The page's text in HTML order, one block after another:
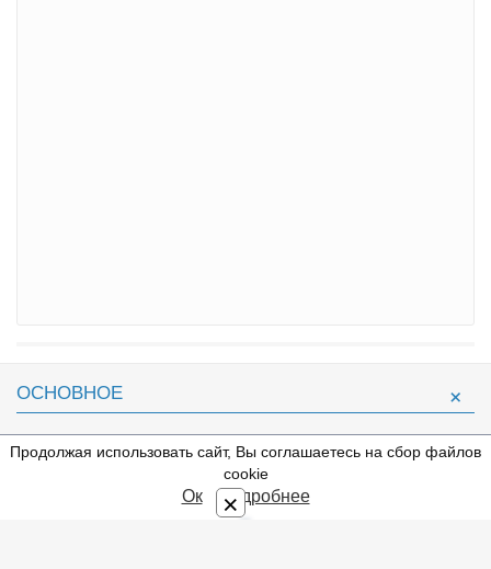
⇩
ОСНОВНОЕ
Библиотека
Продолжая использовать сайт, Вы соглашаетесь на сбор файлов
cookie
Ок Подробнее
×